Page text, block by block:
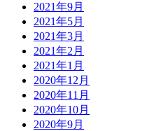
2021年9月
2021年5月
2021年3月
2021年2月
2021年1月
2020年12月
2020年11月
2020年10月
2020年9月